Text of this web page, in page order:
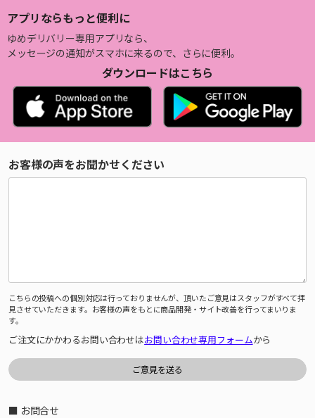
アプリならもっと便利に
ゆめデリバリー専用アプリなら、
メッセージの通知がスマホに来るので、さらに便利。
ダウンロードはこちら
お客様の声をお聞かせください
こちらの投稿への個別対応は行っておりませんが、頂いたご意見はスタッフがすべて拝
見させていただきます。お客様の声をもとに商品開発・サイト改善を行ってまいりま
す。
ご注文にかかわるお問い合わせはお問い合わせ専用フォームから
■ お問合せ